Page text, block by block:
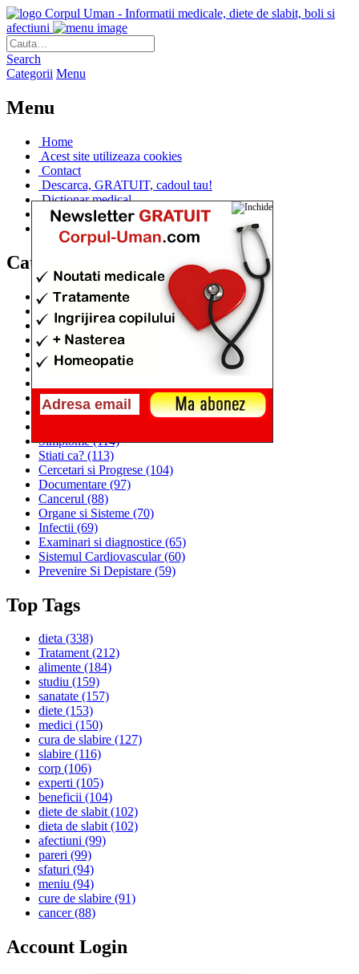
Corpul Uman - Informatii medicale, diete de slabit, boli si
afectiuni
Search
Categorii Menu
Menu
Home
Acest site utilizeaza cookies
Contact
Descarca, GRATUIT, cadoul tau!
Dictionar medical
Dr. Cristina IANUC
Linkuri utile
Categorii
Diete si cure de slabire
(706)
Afectiuni si Boli
(401)
Corpul de la A la Z(315)
Medicina Naturista
Anatomie
(295)
Alimentatia(259)
Sanatatea si Preventia(170)
Interventii si Tratamente(167)
Simptome(114)
Stiati ca? (113)
Cercetari si Progrese (104)
Documentare (97)
Cancerul (88)
Organe si Sisteme (70)
Infectii (69)
Examinari si diagnostice (65)
Sistemul Cardiovascular(60)
Prevenire Si Depistare (59)
Top Tags
dieta (338)
Tratament(212)
alimente (184)
studiu (159)
sanatate (157)
diete (153)
medici (150)
cura de slabire (127)
slabire (116)
corp (106)
experti (105)
beneficii (104)
diete de slabit(102)
dieta de slabit(102)
afectiuni (99)
pareri (99)
sfaturi (94)
meniu (94)
cure de slabire (91)
cancer(88)
Account Login